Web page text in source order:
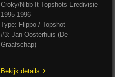
Croky/Nibb-It Topshots Eredivisie
1995-1996
Type: Flippo / Topshot
#3: Jan Oosterhuis (De
Graafschap)
Bekijk details